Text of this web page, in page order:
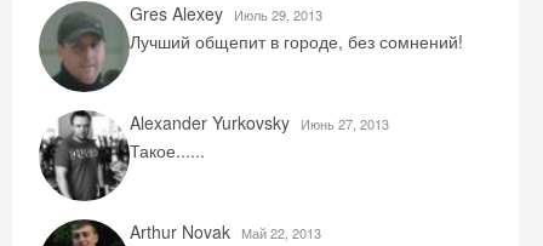
Gres Alexey
Июль 29, 2013
Лучший общепит в городе, без сомнений!
Alexander Yurkovsky Июнь 27, 2013
Такое......
Arthur Novak Май 22, 2013